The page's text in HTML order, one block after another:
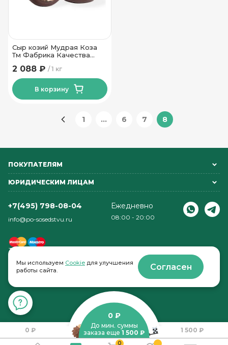
Сыр козий Мудрая Коза
Тм Фабрика Качества
1 кг
2 088 ₽
В корзину
1 ... 6 7 8
ПОКУПАТЕЛЯМ
ЮРИДИЧЕСКИМ ЛИЦАМ
+7(495) 798-08-04
info@po-sosedstvu.ru
Ежедневно
08:00 - 20:00
© 2022-2026 . По соседству
0 ₽
0 ₽
До мин. суммы
заказа еще 1 500 ₽ 1 500 ₽
0
Мы используем Cookie для улучшения
работы сайта.
Согласен